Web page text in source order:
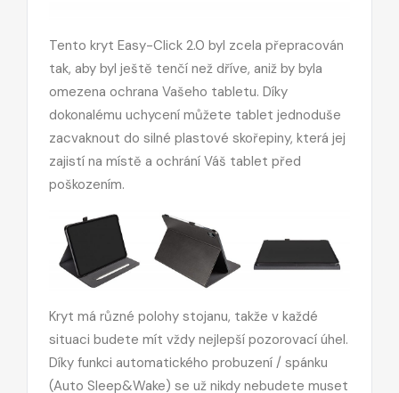
Tento kryt Easy-Click 2.0 byl zcela přepracován
tak, aby byl ještě tenčí než dříve, aniž by byla
omezena ochrana Vašeho tabletu. Díky
dokonalému uchycení můžete tablet jednoduše
zacvaknout do silné plastové skořepiny, která jej
zajistí na místě a ochrání Váš tablet před
poškozením.
Kryt má různé polohy stojanu, takže v každé
situaci budete mít vždy nejlepší pozorovací úhel.
Díky funkci automatického probuzení / spánku
(Auto Sleep&Wake) se už nikdy nebudete muset